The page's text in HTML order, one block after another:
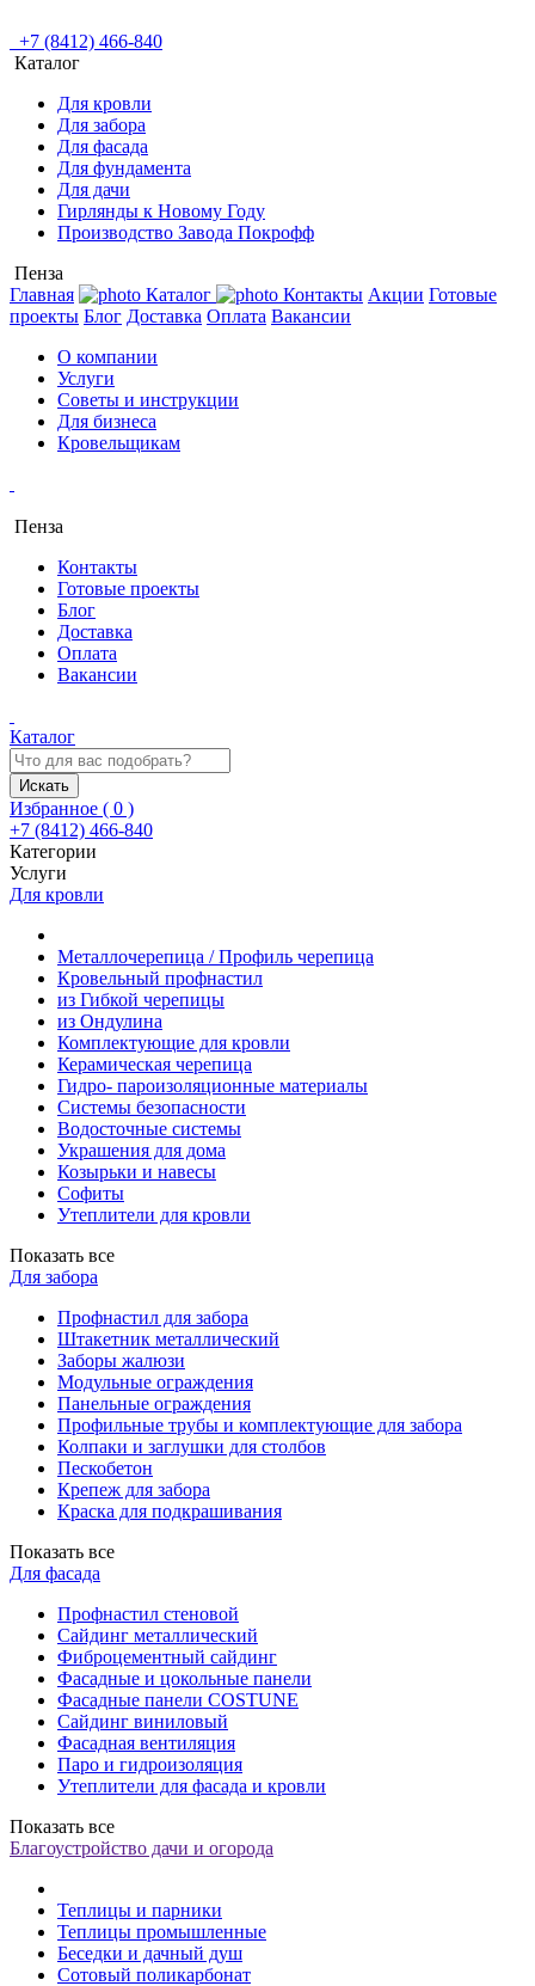
+7 (8412) 466-840
Каталог
Для кровли
Для забора
Для фасада
Для фундамента
Для дачи
Гирлянды к Новому Году
Производство Завода Покрофф
Пенза
Главная
Каталог Контакты Акции Готовые
проекты Блог Доставка Оплата Вакансии
О компании
Услуги
Советы и инструкции
Для бизнеса
Кровельщикам
Пенза
Контакты
Готовые проекты
Блог
Доставка
Оплата
Вакансии
Каталог
Искать
Избранное ( 0 )
+7 (8412) 466-840
Категории
Услуги
Для кровли
Металлочерепица / Профиль черепица
Кровельный профнастил
из Гибкой черепицы
из Ондулина
Комплектующие для кровли
Керамическая черепица
Гидро- пароизоляционные материалы
Системы безопасности
Водосточные системы
Украшения для дома
Козырьки и навесы
Софиты
Утеплители для кровли
Показать все
Для забора
Профнастил для забора
Штакетник металлический
Заборы жалюзи
Модульные ограждения
Панельные ограждения
Профильные трубы и комплектующие для забора
Колпаки и заглушки для столбов
Пескобетон
Крепеж для забора
Краска для подкрашивания
Показать все
Для фасада
Профнастил стеновой
Сайдинг металлический
Фиброцементный сайдинг
Фасадные и цокольные панели
Фасадные панели COSTUNE
Сайдинг виниловый
Фасадная вентиляция
Паро и гидроизоляция
Утеплители для фасада и кровли
Показать все
Благоустройство дачи и огорода
Теплицы и парники
Теплицы промышленные
Беседки и дачный душ
Сотовый поликарбонат